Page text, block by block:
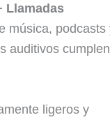
Llamadas
música, podcasts
auditivos
ligeros y